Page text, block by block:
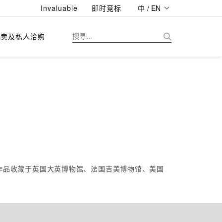
Invaluable 即时竞标 中 / EN
及私人洽购
收藏于英国大英博物馆、法国吉美博物馆、美国